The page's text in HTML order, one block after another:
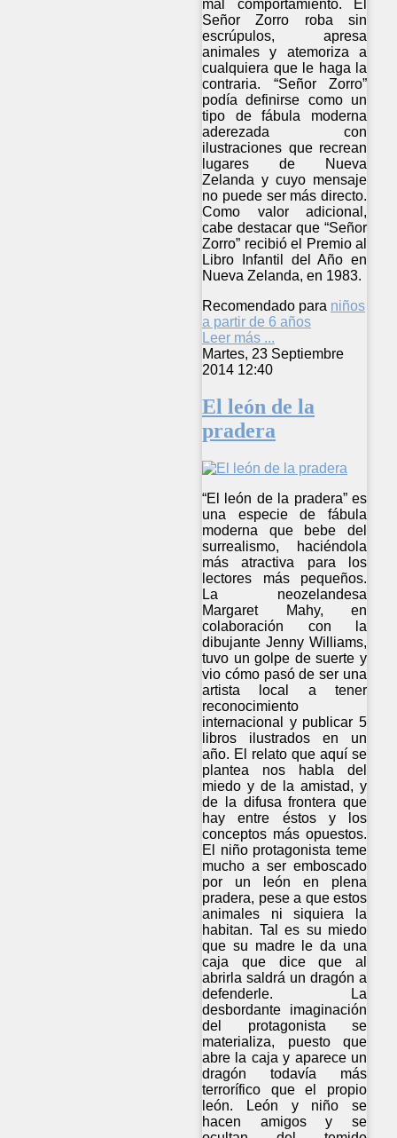
mal comportamiento. El
Señor Zorro roba sin
escrúpulos, apresa
animales y atemoriza a
cualquiera que le haga la
contraria. “Señor Zorro”
podía definirse como un
tipo de fábula moderna
aderezada con
ilustraciones que recrean
lugares de Nueva
Zelanda y cuyo mensaje
no puede ser más directo.
Como valor adicional,
cabe destacar que “Señor
Zorro” recibió el Premio al
Libro Infantil del Año en
Nueva Zelanda, en 1983.
Recomendado para niños
a partir de 6 años
Leer más ...
Martes, 23 Septiembre
2014 12:40
El león de la
pradera
“El león de la pradera” es
una especie de fábula
moderna que bebe del
surrealismo, haciéndola
más atractiva para los
lectores más pequeños.
La neozelandesa
Margaret Mahy, en
colaboración con la
dibujante Jenny Williams,
tuvo un golpe de suerte y
vio cómo pasó de ser una
artista local a tener
reconocimiento
internacional y publicar 5
libros ilustrados en un
año. El relato que aquí se
plantea nos habla del
miedo y de la amistad, y
de la difusa frontera que
hay entre éstos y los
conceptos más opuestos.
El niño protagonista teme
mucho a ser emboscado
por un león en plena
pradera, pese a que estos
animales ni siquiera la
habitan. Tal es su miedo
que su madre le da una
caja que dice que al
abrirla saldrá un dragón a
defenderle. La
desbordante imaginación
del protagonista se
materializa, puesto que
abre la caja y aparece un
dragón todavía más
terrorífico que el propio
león. León y niño se
hacen amigos y se